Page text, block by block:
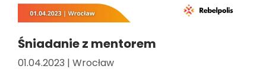
Śniadanie z mentorem
01.04.2023 | Wrocław